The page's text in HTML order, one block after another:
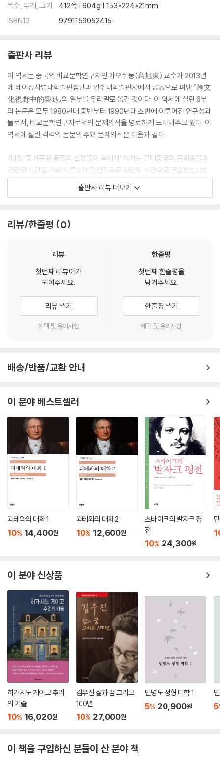
쪽수, 무게, 크기
412쪽 | 604g | 153*224*21mm
ISBN13
9791159052415
출판사 리뷰
이 역서는 중국의 비교문학연구자인 가오쉬둥(高旭東) 교수가 2013년
에 베이징사범대학출판집단과 안휘대학출판사에서 공동으로 펴낸 『跨文
化視野中的魯迅』의 일부를 우리말로 옮긴 것이다. 이 역서에 실린 6부
의 논문은 모두 1980년대 중반부터 1990년대 초반에 이루어진 연구성과
들로서, 비교문학연구자로서의 문제의식을 명료하게 드러내주고 있다. 이
역서에 실린 각각의 논문의 주요 문제의식은 다음과 같다.
제1장 ‘중서문화 충돌의 소용돌이 속에서’ 저자는 근대중국의 문화충돌과
관련된 사건들 가운데 루쉰과 직접적으로 관련된 사건으로 무술변법(戊
戌變法), 의화단운동(義和團運動), 신해혁명(辛亥革命)과 신문화운
동(新文化運動)등을 들고 있다. 저자는 루쉰과 중서문화를 살펴보기에
향은 어떠했는지를 살펴보고 있다.
제2장 ‘루쉰의 중서문화 비교관’에서 저자는 루쉰의 중서문화의 비교관,
는 점을 지적한다. 따라서 루쉰의 글 속에 나타난 일면을 근거로 중서문화
에 대한 루쉰의 인식을 재단할 경우, ‘루쉰이 루쉰에 반대하는 현상’을 빚어
낼 것이라고 우려한다. 저자는 루쉰의 중서문화 비교관을 온전히 이해하기
위해 중국문화의 조숙과 서구문화의 정상적 발전을 비교의 기점으로 삼아
그의 중서문화 비교관 및 국민성의 해부에 대해 총체적으로 파악하고자 한
구가 과학주의와 인본주의의 대립적 측면만을 보았을 뿐 양자의 통일을 홀
본주의의 대립과 통일이라는 관점에 기반하여 저자는 루쉰이 최종적으로
인본주의로 나아갔지만, 루쉰사상의 형성에 과학주의가 미친 영향 역시 무
시해서는 안 된다는 것을 강조한다.
제4장 ‘루쉰의 격렬한 반전통과 국민성 개조’에서 저자는 중서문화의 충돌
이 빚어낸 소용돌이 속에서 모든 복잡성과 정신문화위기가 루쉰에게 체현
되어 있음을 주목한다. 이러한 루쉰 사상의 복잡성과 심오성에도 불구하고
저자는 우선적으로 루쉰이 지니고 있는 ‘반역의 용사’로서의 성격을 지적
있으며, 중국문화전통에 비판적 성찰을 통해 국민성 개조에 힘을 쏟게 되
었다고 분석한다.
제5장 ‘의식 심층에서의 중국 전통문화 계승’에서 저자는 어린 시절 루쉰
및 전통적 지식인의 기풍 등을 근거로 ‘루쉰은 정말로 전통을 모조리 반대
했던가?’라는 질문을 던지고, ‘오직 유교와 도교 문화만이 루쉰을 낳을 수
있다’라고 대답한다. 그리하여 반전통의 배후에서 루쉰이 어떻게 전통을
계승하였는가를 살펴보기 위해, 루쉰이 서구문화를 수용한 전통기제와 반
전통의 전통기제를 분석하고, 루쉰의 불후관(不朽觀)과 전통문화의 계승
에 내재되어 있는 유가와 도가의 영향을 추적한다.
제6장 ‘전통과 현대 사이에서의 문화선택’에서 저자는 전통에 대처하는 루
쉰의 태도가 일생동안 끊임없이 변화하고 있음에 주목하면서, 루쉰의 문화
선택을 ‘전반(全盤) 반전통’으로 개괄하는 것은 편파적이라고 주장한다.
그리하여 그는 일본유학시절, ‘5·4’시기, 후기의 세 단계로 나누어 루쉰의
문화선택의 상이한 양상을 살펴본다.
이들 논문은 루쉰을 바라보는 저자의 관점이 서양, 혹은 서양문화와의 비
서양문화의 대립과 차이가 루쉰을 통해 어떻게 수용되고 나아가 변증법적
출판사 리뷰 더보기
리뷰/한줄평 0
리뷰
첫번째 리뷰어가
되어주세요.
리뷰 쓰기
혜택 및 유의사항
한줄평
첫번째 한줄평을
남겨주세요.
한줄평 쓰기
혜택 및 유의사항
배송/반품/교환 안내
이 분야 베스트셀러
괴테와의 대화 1
10% 14,400원
괴테와의 대화 2
10% 12,600원
츠바이크의 발자크 평
전
10% 24,300원
이 분야 신상품
히가시노 게이고 추리
의 기술
10% 16,020원
김우진 삶과 꿈 그리고
100년
10% 27,000원
민병도 정형 미학 1
5% 20,900원 5
이 책을 구입하신 분들이 산 분야 책